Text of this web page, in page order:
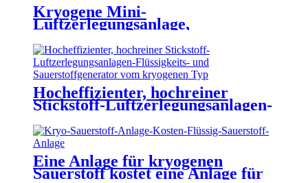
Kryogene Mini-
Luftzerlegungsanlage,
industrieller Sauerstoffgenerator,
Stickstoffgenerator,
Argongenerator
Hocheffizienter, hochreiner
Stickstoff-Luftzerlegungsanlagen-
Sauerstoffgenerator vom
kryogenen Typ
Eine Anlage für kryogenen
Sauerstoff kostet eine Anlage für